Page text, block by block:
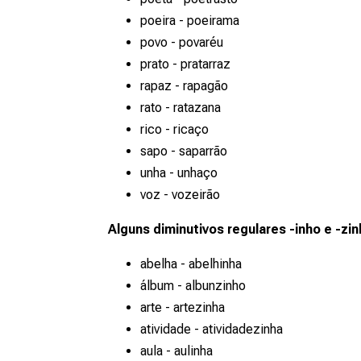
poeira - poeirama
povo - povaréu
prato - pratarraz
rapaz - rapagão
rato - ratazana
rico - ricaço
sapo - saparrão
unha - unhaço
voz - vozeirão
Alguns diminutivos regulares -inho e -
abelha - abelhinha
álbum - albunzinho
arte - artezinha
atividade - atividadezinha
aula - aulinha